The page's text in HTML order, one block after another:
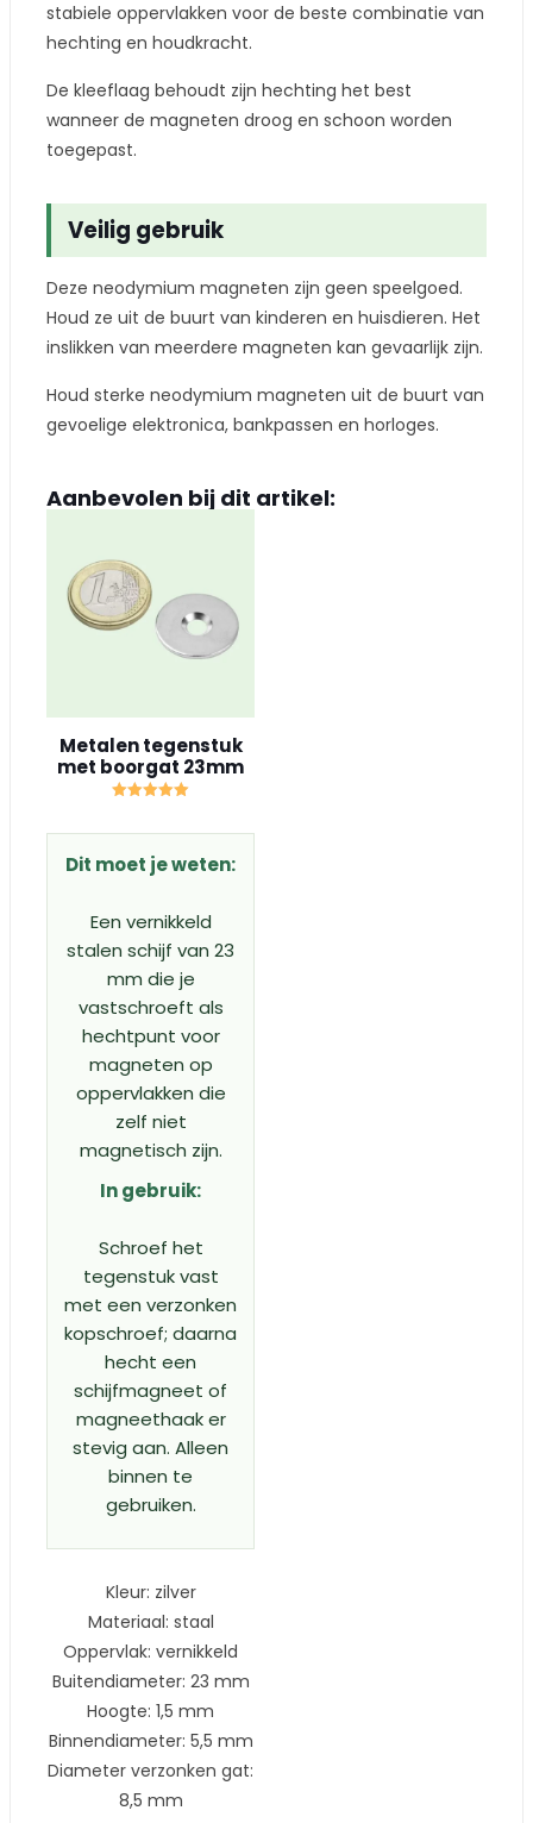
stabiele oppervlakken voor de beste combinatie van
hechting en houdkracht.
De kleeflaag behoudt zijn hechting het best
wanneer de magneten droog en schoon worden
toegepast.
Veilig gebruik
Deze neodymium magneten zijn geen speelgoed.
Houd ze uit de buurt van kinderen en huisdieren. Het
inslikken van meerdere magneten kan gevaarlijk zijn.
Houd sterke neodymium magneten uit de buurt van
gevoelige elektronica, bankpassen en horloges.
Aanbevolen bij dit artikel:
Metalen tegenstuk
met boorgat 23mm
uit 5
Dit moet je weten:
Een vernikkeld
stalen schijf van 23
mm die je
vastschroeft als
hechtpunt voor
magneten op
oppervlakken die
zelf niet
magnetisch zijn.
In gebruik:
Schroef het
tegenstuk vast
met een verzonken
kopschroef; daarna
hecht een
schijfmagneet of
magneethaak er
stevig aan. Alleen
binnen te
gebruiken.
Kleur: zilver
Materiaal: staal
Oppervlak: vernikkeld
Buitendiameter: 23 mm
Hoogte: 1,5 mm
Binnendiameter: 5,5 mm
Diameter verzonken gat:
8,5 mm